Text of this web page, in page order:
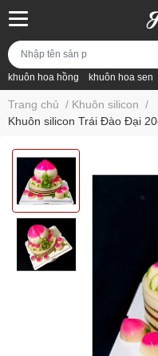
khuôn hoa hồng khuôn hoa sen
Trang chủ / Khuôn silicon /
Khuôn silicon Trái Đào Đại